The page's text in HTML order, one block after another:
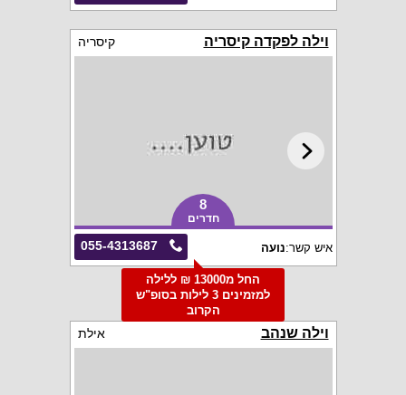
וילה לפקדה קיסריה קיסריה
8
חדרים
055-4313687 איש קשר:נועה
החל מ13000 ₪ ללילה
למזמינים 3 לילות בסופ"ש
הקרוב
וילה שנהב אילת